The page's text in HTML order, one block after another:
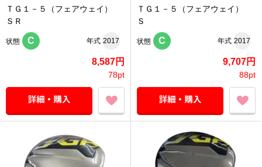
ＴＧ１－５（フェアウェイ）
ＳＲ
状態 C 年式 2017
8,587円
78pt
ＴＧ１－５（フェアウェイ）
Ｓ
状態 C 年式 2017
9,707円
88pt